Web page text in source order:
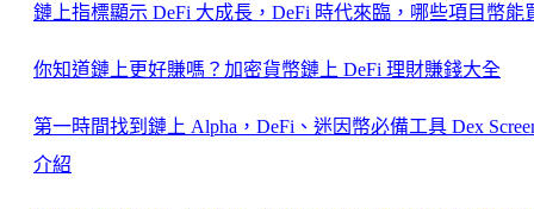
鏈上指標顯示 DeFi 大成長，DeFi 時代來臨，哪些項目幣能
你知道鏈上更好賺嗎？加密貨幣鏈上 DeFi 理財賺錢大全
第一時間找到鏈上 Alpha，DeFi、迷因幣必備工具 Dex
介紹